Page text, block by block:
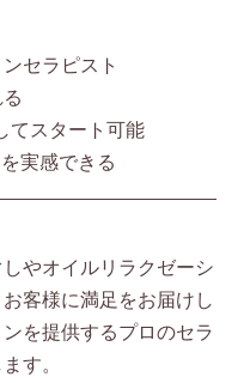
セラピスト
てスタート可能
実感できる
やオイルリラクゼーシ
客様に満足をお届けし
を提供するプロのセラ
す。